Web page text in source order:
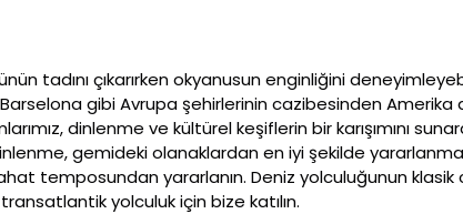
tadını çıkarırken okyanusun enginliğini
gibi Avrupa şehirlerinin cazibesinden Amerika
dinlenme ve kültürel keşiflerin bir karışımını
gemideki olanaklardan en iyi şekilde
temposundan yararlanın. Deniz yolculuğunun
yolculuk için bize katılın.